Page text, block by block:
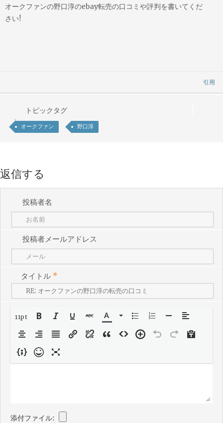
オークファンの野口淳のebay転売の口コミや評判を書いてくだ
さい!
引用
トピックタグ
オークファン 野口淳
返信する
投稿者名
投稿者メールアドレス
タイトル *
11pt
添付ファイル: